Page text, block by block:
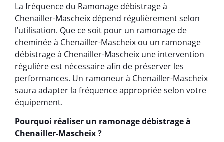
La fréquence du Ramonage débistrage à
Chenailler-Mascheix dépend régulièrement selon
l’utilisation. Que ce soit pour un ramonage de
cheminée à Chenailler-Mascheix ou un ramonage
débistrage à Chenailler-Mascheix une intervention
régulière est nécessaire afin de préserver les
performances. Un ramoneur à Chenailler-Mascheix
saura adapter la fréquence appropriée selon votre
équipement.
Pourquoi réaliser un ramonage débistrage à
Chenailler-Mascheix ?